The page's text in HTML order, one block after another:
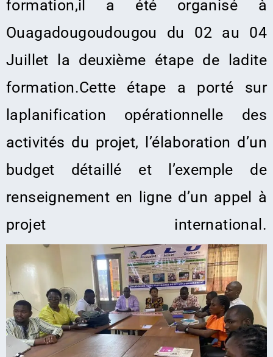
formation,il a été organisé à
Ouagadougoudougou du 02 au 04
Juillet la deuxième étape de ladite
formation.Cette étape a porté sur
laplanification opérationnelle des
activités du projet, l’élaboration d’un
budget détaillé et
l’exemple de
renseignement en ligne d’un appel à
projet international .